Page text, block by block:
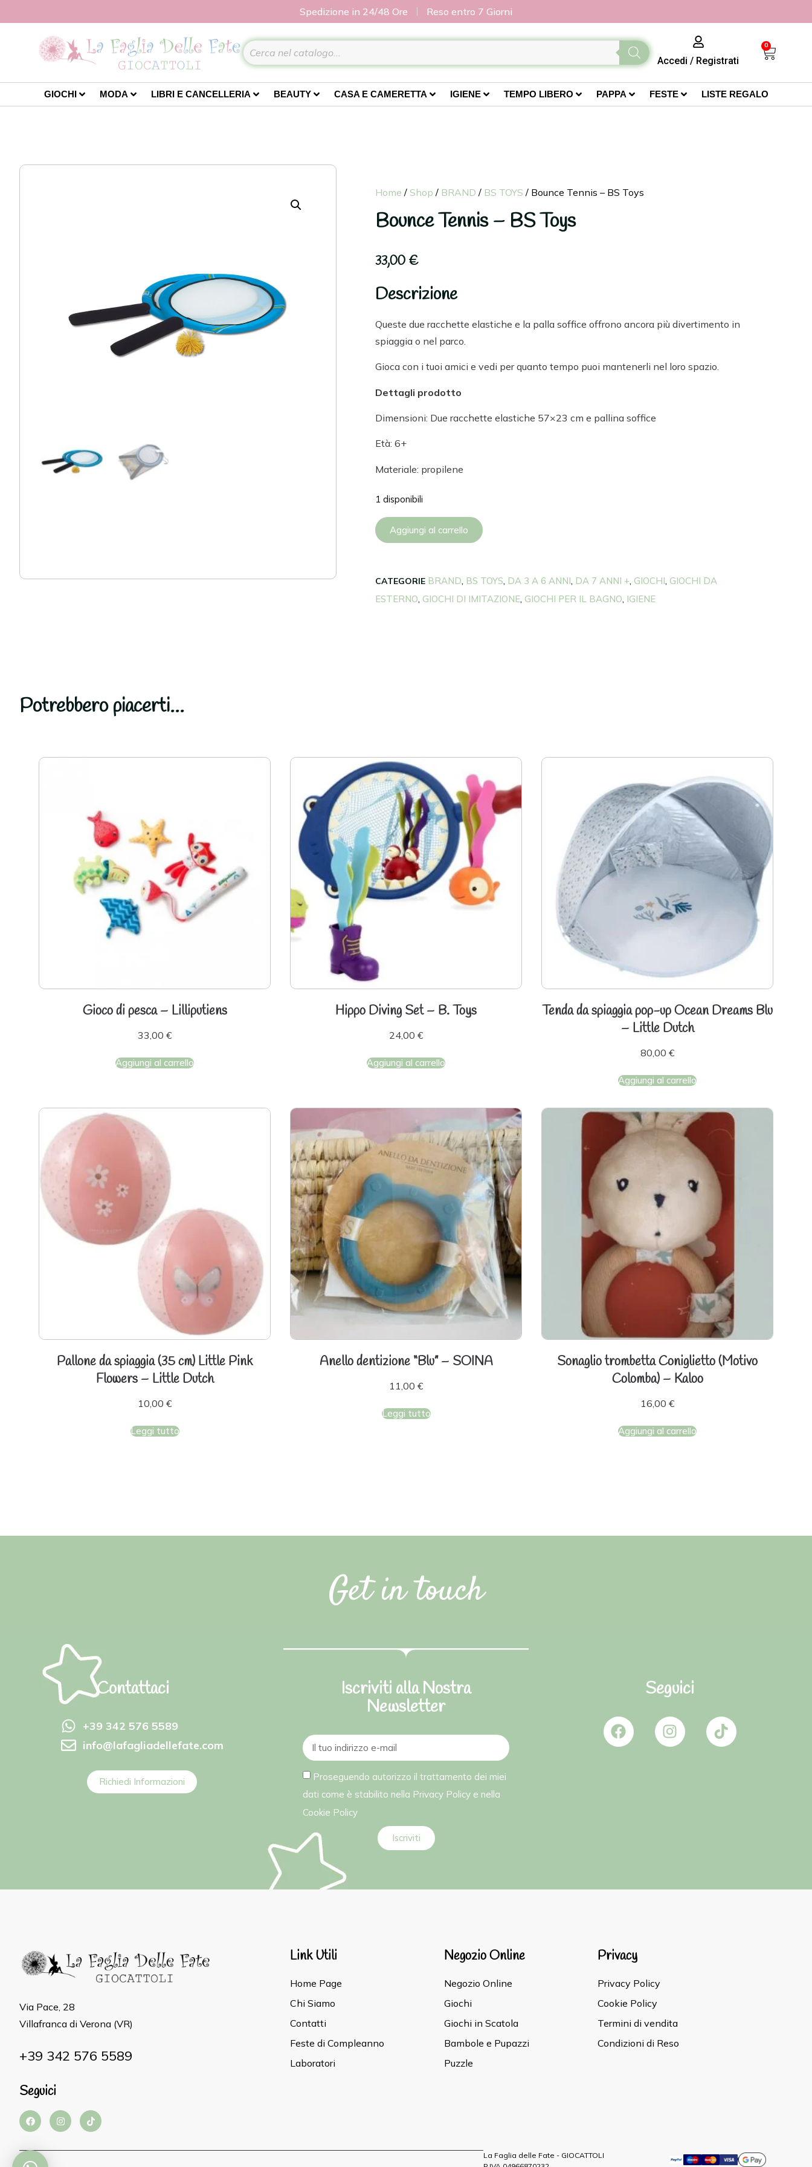
Spedizione in 24/48 Ore Reso entro 7 Giorni
Accedi / Registrati
0
GIOCHI MODA LIBRI E CANCELLERIA BEAUTY CASA E CAMERETTA IGIENE TEMPO LIBERO PAPPA FESTE LISTE REGALO
Home / Shop / BRAND / BS TOYS / Bounce Tennis – BS Toys
Bounce Tennis – BS Toys
33,00 €
Descrizione
Queste due racchette elastiche e la palla soffice offrono ancora più divertimento in
spiaggia o nel parco.
Gioca con i tuoi amici e vedi per quanto tempo puoi mantenerli nel loro spazio.
Dettagli prodotto
Dimensioni: Due racchette elastiche 57×23 cm e pallina soffice
Età: 6+
Materiale: propilene
1 disponibili
Aggiungi al carrello
CATEGORIE BRAND BS TOYS DA 3 A 6 ANNI DA 7 ANNI + GIOCHI GIOCHI DA
ESTERNO GIOCHI DI IMITAZIONE, GIOCHI PER IL BAGNO IGIENE
Potrebbero piacerti...
Gioco di pesca – Lilliputiens
33,00 €
Aggiungi al carrello
Hippo Diving Set – B. Toys
24,00 €
Aggiungi al carrello
Tenda da spiaggia pop-up Ocean Dreams Blu
– Little Dutch
80,00 €
Aggiungi al carrello
Pallone da spiaggia (35 cm) Little Pink
Flowers – Little Dutch
10,00 €
Leggi tutto
Anello dentizione “Blu” – SOINA
11,00 €
Leggi tutto
Sonaglio trombetta Coniglietto (Motivo
Colomba) – Kaloo
16,00 €
Aggiungi al carrello
Get in touch
Contattaci
+39 342 576 5589
info@lafagliadellefate.com
Richiedi Informazioni
Iscriviti alla Nostra
Newsletter
Proseguendo autorizzo il trattamento dei miei
dati come è stabilito nella Privacy Policye nella
Cookie Policy
Iscriviti
Seguici
Via Pace, 28
Villafranca di Verona (VR)
+39 342 576 5589
Seguici
Link Utili
Home Page
Chi Siamo
Contatti
Feste di Compleanno
Laboratori
Negozio Online
Negozio Online
Giochi
Giochi in Scatola
Bambole e Pupazzi
Puzzle
Privacy
Privacy Policy
Cookie Policy
Termini di vendita
Condizioni di Reso
La Faglia delle Fate - GIOCATTOLI